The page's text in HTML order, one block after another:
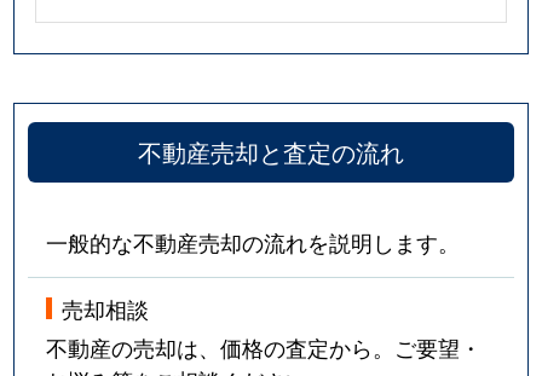
不動産売却と査定の流れ
一般的な不動産売却の流れを説明します。
売却相談
不動産の売却は、価格の査定から。ご要望・